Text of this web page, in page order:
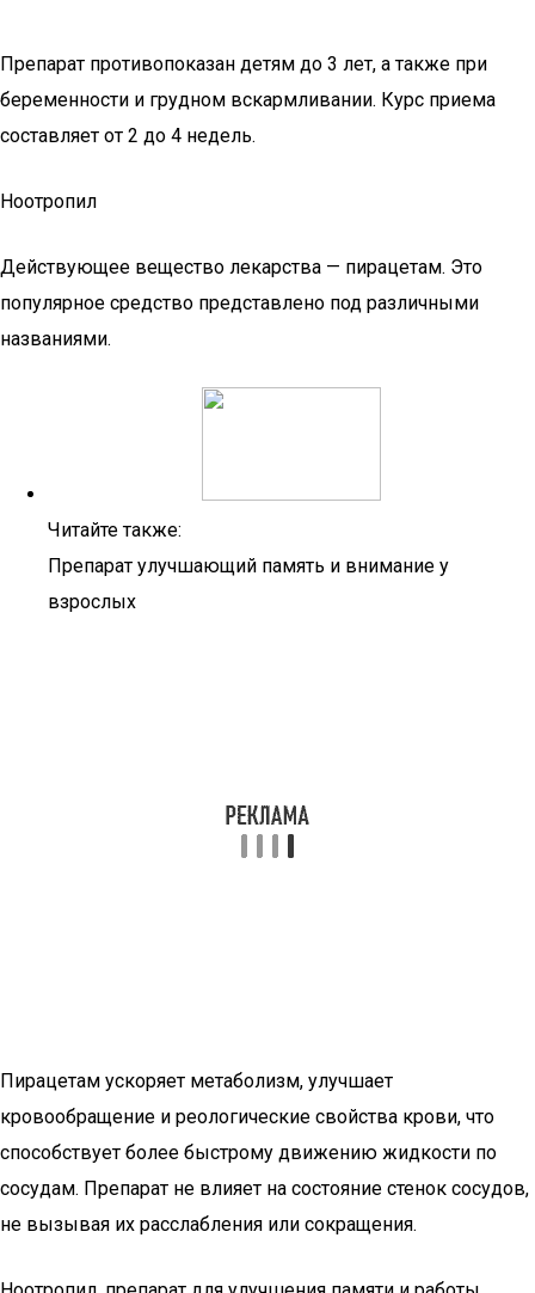
Препарат противопоказан детям до 3 лет, а также при
беременности и грудном вскармливании. Курс приема
составляет от 2 до 4 недель.
Ноотропил
Действующее вещество лекарства — пирацетам. Это
популярное средство представлено под различными
названиями.
Читайте также:
Препарат улучшающий память и внимание у
взрослых
Пирацетам ускоряет метаболизм, улучшает
кровообращение и реологические свойства крови, что
способствует более быстрому движению жидкости по
сосудам. Препарат не влияет на состояние стенок сосудов,
не вызывая их расслабления или сокращения.